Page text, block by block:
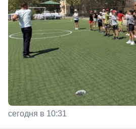
сегодня в 10:31